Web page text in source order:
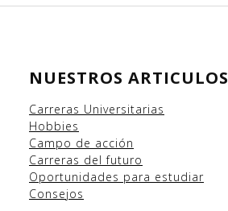
NUESTROS ARTICULOS
Carreras Universitarias
Hobbies
Campo de acción
Carreras del futuro
Oportunidades para estudiar
Consejos